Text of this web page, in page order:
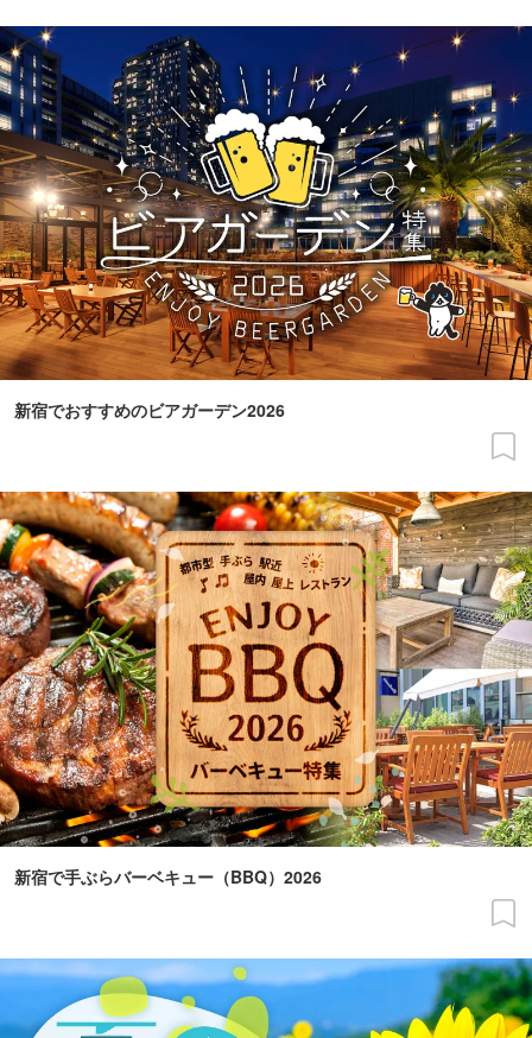
新宿でおすすめのビアガーデン2026
新宿で手ぶらバーベキュー（BBQ）2026